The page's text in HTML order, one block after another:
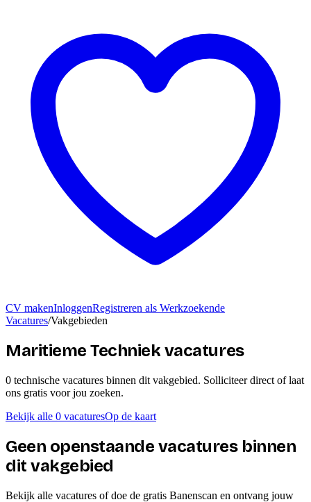
CV makenInloggenRegistreren als Werkzoekende
Vacatures/Vakgebieden
Maritieme Techniek vacatures
0 technische vacatures binnen dit vakgebied. Solliciteer direct of laat
ons gratis voor jou zoeken.
Bekijk alle 0 vacaturesOp de kaart
Geen openstaande vacatures binnen
dit vakgebied
Bekijk alle vacatures of doe de gratis Banenscan en ontvang jouw